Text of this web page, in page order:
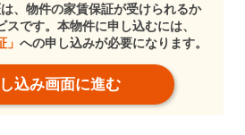
、物件の家賃保証が受けられるか
です。本物件に申し込むには、
への申し込みが必要になります。
込み画面に進む